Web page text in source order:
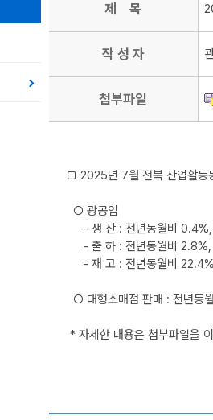
제 목
작 성 자
첨부파일
□ 2025년 7월 전북 산업활동
  ○ 광공업
- 생 산 : 전년동월비
- 출 하 : 전년동월비
- 재 고 : 전년동월비
○ 대형소매점 판매 : 전년동
* 자세한 내용은 첨부파일을